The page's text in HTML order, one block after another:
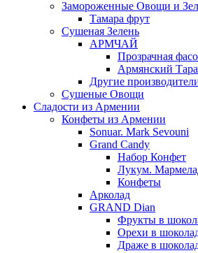
Замороженные Овощи и
Тамара фрут
Сушеная Зелень
АРМЧАЙ
Прозрачная
Армянский
Другие
Сушеные Овощи
Сладости из Армении
Конфеты из Армении
Sonuar. Mark Sevouni
Grand Candy
Набор Конфет
Лукум.
Конфеты
Арколад
GRAND Dian
Фрукты в
Орехи в
Драже в